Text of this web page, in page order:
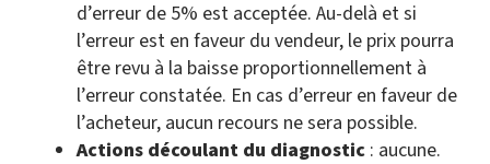
d’erreur de 5% est acceptée. Au-delà et si
l’erreur est en faveur du vendeur, le prix pourra
être revu à la baisse proportionnellement à
l’erreur constatée. En cas d’erreur en faveur de
l’acheteur, aucun recours ne sera possible.
Actions découlant du diagnostic : aucune.